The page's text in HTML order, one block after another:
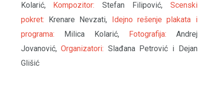
Kolarić,
Kompozitor: Stefan Filipović, Scenski
pokret:
Krenare Nevzati,
Idejno rešenje plakata i
programa: Milica Kolarić, Fotografija: Andrej
Jovanović,Organizatori: Slađana Petrović i Dejan
Glišić